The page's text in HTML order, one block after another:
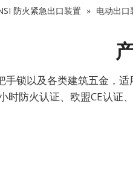
防火紧急出口装置 » 电动出口
锁以及各类建筑五金，
防火认证、欧盟CE认证